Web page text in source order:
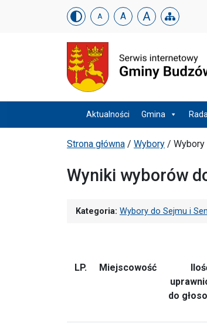
Urząd Gminy w
Skip menu A A A
Menu główneAktualności Gmina Rada
Ścieżka powrotu
Strona główna / Wybory / Wybory
Wyniki wyborów
Kategoria: Wybory do Sejmu i
LP. Miejscowość
do